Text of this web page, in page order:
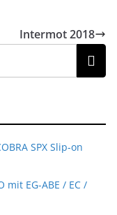
Intermot 2018
SPX Slip-on
mit EG-ABE / EC /